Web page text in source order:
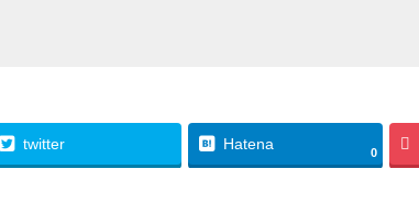
twitter Hatena 0